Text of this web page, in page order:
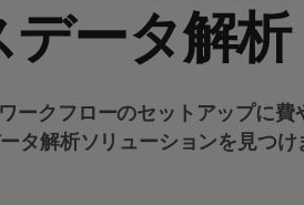
ータ解析
ークフローのセットアップに費
タ解析ソリューションを見つけ